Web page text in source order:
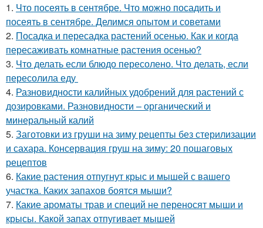
1. Что посеять в сентябре. Что можно посадить и
посеять в сентябре. Делимся опытом и советами
2. Посадка и пересадка растений осенью. Как и когда
пересаживать комнатные растения осенью?
3. Что делать если блюдо пересолено. Что делать, если
пересолила еду
4. Разновидности калийных удобрений для растений с
дозировками. Разновидности – органический и
минеральный калий
5. Заготовки из груши на зиму рецепты без стерилизации
и сахара. Консервация груш на зиму: 20 пошаговых
рецептов
6. Какие растения отпугнут крыс и мышей с вашего
участка. Каких запахов боятся мыши?
7. Какие ароматы трав и специй не переносят мыши и
крысы. Какой запах отпугивает мышей